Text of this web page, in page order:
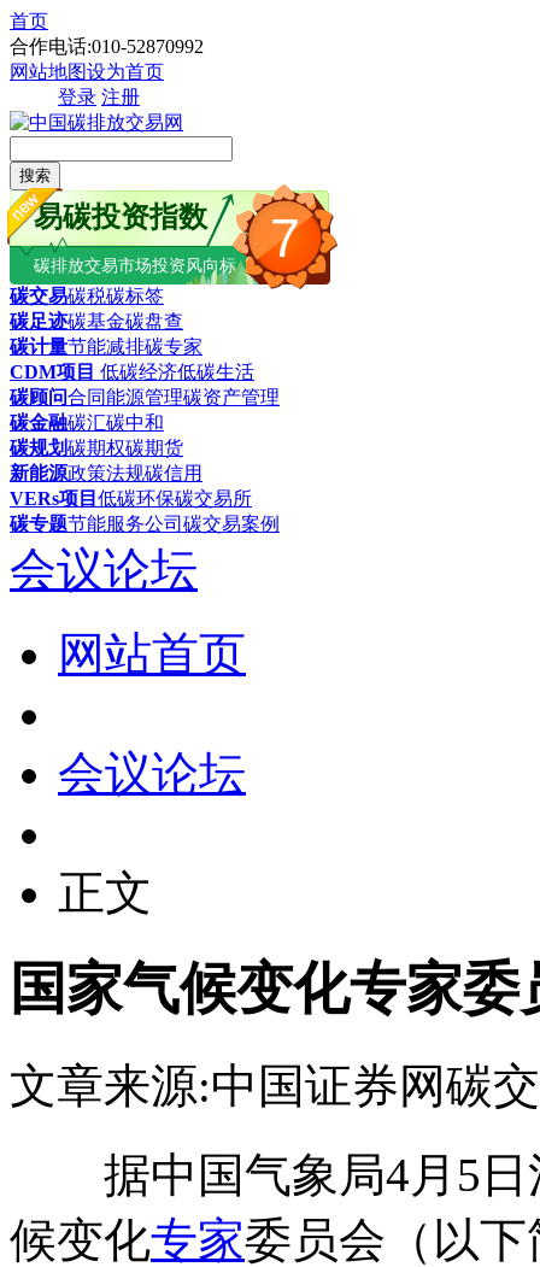
首页
合作电话:010-52870992
网站地图设为首页
登录 注册
搜索
7
易碳投资指数
碳排放交易市场投资风向标
碳交易碳税碳标签
碳足迹碳基金碳盘查
碳计量节能减排碳专家
CDM项目 低碳经济低碳生活
碳顾问合同能源管理碳资产管理
碳金融碳汇碳中和
碳规划碳期权碳期货
新能源政策法规碳信用
VERs项目 低碳环保碳交易所
碳专题节能服务公司 碳交易案例
会议论坛
网站首页
会议论坛
正文
国家气候变化专家
文章来源:中国证券网碳
据中国气象局4月5日
候变化专家委员会（以下